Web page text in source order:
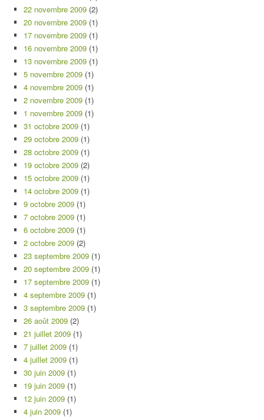
22 novembre 2009 (2)
20 novembre 2009 (1)
17 novembre 2009 (1)
16 novembre 2009 (1)
13 novembre 2009 (1)
5 novembre 2009 (1)
4 novembre 2009 (1)
2 novembre 2009 (1)
1 novembre 2009 (1)
31 octobre 2009 (1)
29 octobre 2009 (1)
28 octobre 2009 (1)
19 octobre 2009 (2)
15 octobre 2009 (1)
14 octobre 2009 (1)
9 octobre 2009 (1)
7 octobre 2009 (1)
6 octobre 2009 (1)
2 octobre 2009 (2)
23 septembre 2009 (1)
20 septembre 2009 (1)
17 septembre 2009 (1)
4 septembre 2009 (1)
3 septembre 2009 (1)
26 août 2009 (2)
21 juillet 2009 (1)
7 juillet 2009 (1)
4 juillet 2009 (1)
30 juin 2009 (1)
19 juin 2009 (1)
12 juin 2009 (1)
4 juin 2009 (1)